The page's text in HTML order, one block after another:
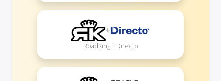
+
RoadKing + Directo